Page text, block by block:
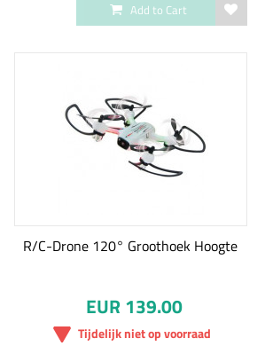
Add to Cart
R/C-Drone 120° Groothoek Hoogte
EUR 139.00
Tijdelijk niet op voorraad